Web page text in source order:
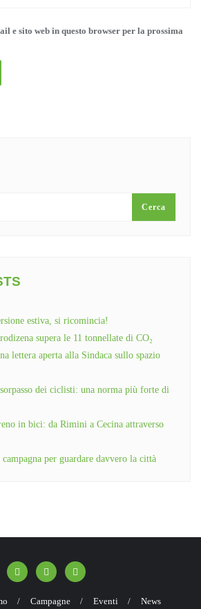
e sito web in questo browser per la prossima
Cerca
estiva, si ricomincia!
supera le 11 tonnellate di CO₂
lettera aperta alla Sindaca sullo spazio
dei ciclisti: una norma più forte di
in bici: da Rimini a Cecina attraverso
per guardare davvero la città
Campagne Eventi News